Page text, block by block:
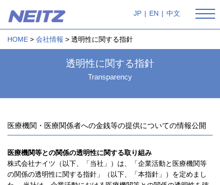
JP | EN | 中文
HOME 会社情報 透明性に関する指針
透明性に関する指針
Transparency
医療機関・医療関係者への金銭等の提供についての情報公開
医療機関等との関係の透明性に関する取り組み
株式会社ナイツ（以下、「当社」）は、「企業活動と医療機関等
の関係の透明性に関する指針」（以下、「本指針」）を定めまし